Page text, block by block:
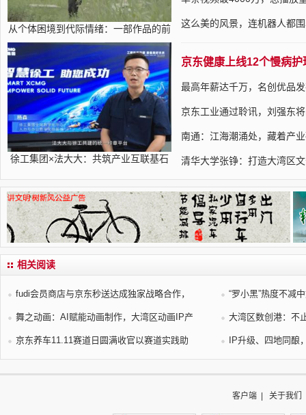
从个体困境到代际情绪：一部作品的前
徐工集团×法大大：共筑产业互联基石
这么美的风景，连机器人都
京东健康上线12个慢病
最高年薪达千万，名创优品
京东工业通过聆讯，刘强东
南通：江海潮涌处，藏着产
清华大学张铮：打造大湾区
相关阅读
fudi会员商店与京东秒送达成独家战略合作， “罗小黑”热度不减
舞之动画：AI赋能动画制作，大湾区动画IP产 大湾区数创港：不
京东养车11.11赛道日圆满收官以赛道实践助 IP升级、四地同酿
客户端 | 关于我们